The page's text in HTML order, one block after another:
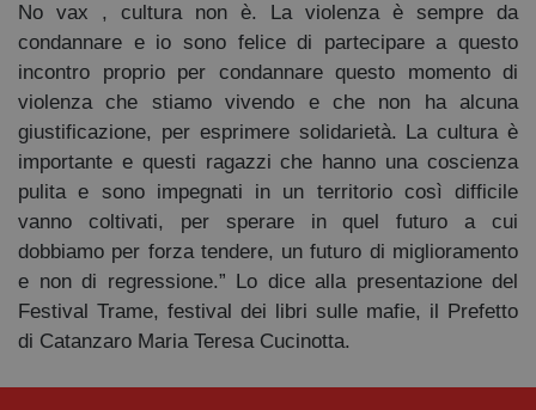
No vax , cultura non è. La violenza è sempre da
condannare e io sono felice di partecipare a questo
incontro proprio per condannare questo momento di
violenza che stiamo vivendo e che non ha alcuna
giustificazione, per esprimere solidarietà. La cultura è
importante e questi ragazzi che hanno una coscienza
pulita e sono impegnati in un territorio così difficile
vanno coltivati, per sperare in quel futuro a cui
dobbiamo per forza tendere, un futuro di miglioramento
e non di regressione.” Lo dice alla presentazione del
Festival Trame, festival dei libri sulle mafie, il Prefetto
di Catanzaro Maria Teresa Cucinotta.